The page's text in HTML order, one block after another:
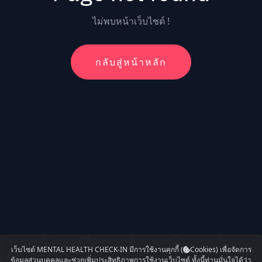
ไม่พบหน้าเว็บไซต์ !
กลับสู่หน้าหลัก
เว็บไซต์ MENTAL HEALTH CHECK-IN มีการใช้งานคุกกี้ (
Cookies) เพื่อจัดการ
ข้อมูลส่วนบุคคลและช่วยเพิ่มประสิทธิภาพการใช้งานเว็บไซต์ ทั้งนี้ท่านมั่นใจได้ว่า